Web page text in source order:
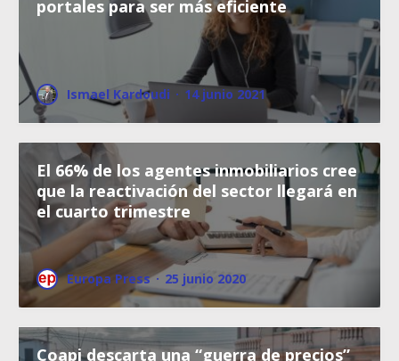
portales para ser más eficiente
Ismael Kardoudi · 14 junio 2021
El 66% de los agentes inmobiliarios cree
que la reactivación del sector llegará en
el cuarto trimestre
Europa Press · 25 junio 2020
Coapi descarta una “guerra de precios”